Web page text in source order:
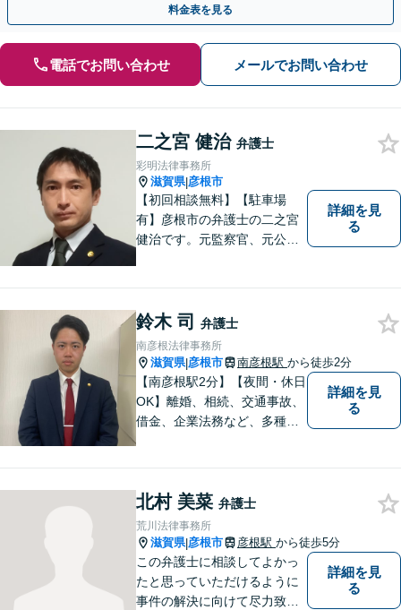
料金表を見る
電話でお問い合わせ メールでお問い合わせ
二之宮 健治 弁護士
彩明法律事務所
滋賀県|彦根市
【初回相談無料】【駐車場
有】彦根市の弁護士の二之宮
健治です。元監察官、元公務
詳細を見
る
鈴木 司 弁護士
南彦根法律事務所
滋賀県|彦根市 南彦根駅 から徒歩2分
【南彦根駅2分】【夜間・休日
OK】離婚、相続、交通事故、
借金、企業法務など、多種多
をモットーに、皆様それぞれ
に合った解決を図ってまいり
ます。お気軽にご相談くださ
い。
詳細を見
る
北村 美菜 弁護士
荒川法律事務所
滋賀県|彦根市 彦根駅 から徒歩5分
この弁護士に相談してよかっ
たと思っていただけるように
事件の解決に向けて尽力致し
詳細を見
る